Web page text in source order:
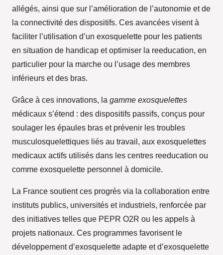
allégés, ainsi que sur l’amélioration de l’autonomie et de
la connectivité des dispositifs. Ces avancées visent à
faciliter l’utilisation d’un exosquelette pour les patients
en situation de handicap et optimiser la reeducation, en
particulier pour la marche ou l’usage des membres
inférieurs et des bras.
Grâce à ces innovations, la gamme exosquelettes
médicaux s’étend : des dispositifs passifs, conçus pour
soulager les épaules bras et prévenir les troubles
musculosquelettiques liés au travail, aux exosquelettes
medicaux actifs utilisés dans les centres reeducation ou
comme exosquelette personnel à domicile.
La France soutient ces progrès via la collaboration entre
instituts publics, universités et industriels, renforcée par
des initiatives telles que PEPR O2R ou les appels à
projets nationaux. Ces programmes favorisent le
développement d’exosquelette adapte et d’exosquelette